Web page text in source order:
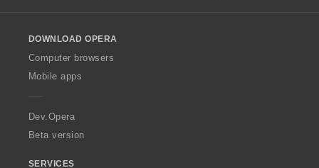
w
O
p
a
DOWNLOAD OPERA
Computer browsers
Mobile apps
Dev.Opera
Beta version
SERVICES